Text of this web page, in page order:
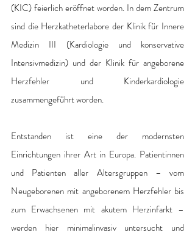
(KIC) feierlich eröffnet worden. In dem Zentrum
sind die Herzkatheterlabore der Klinik für Innere
Medizin III (Kardiologie und konservative
Intensivmedizin) und der Klinik für angeborene
Herzfehler und Kinderkardiologie
zusammengeführt worden.
Entstanden ist eine der modernsten
Einrichtungen ihrer Art in Europa. Patientinnen
und Patienten aller Altersgruppen – vom
Neugeborenen mit angeborenem Herzfehler bis
zum Erwachsenen mit akutem Herzinfarkt –
werden hier minimalinvasiv untersucht und